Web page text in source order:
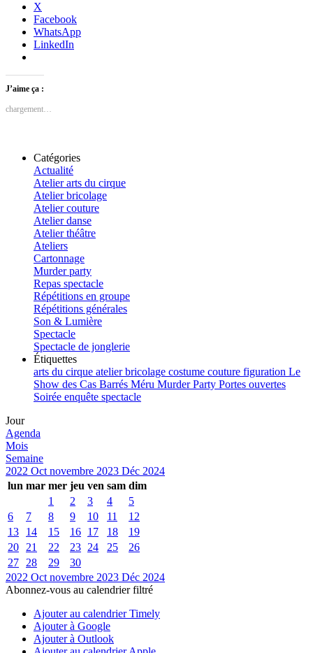
X
Facebook
WhatsApp
LinkedIn
J’aime ça :
chargement…
Catégories
Actualité
Atelier arts du cirque
Atelier bricolage
Atelier couture
Atelier danse
Atelier théâtre
Ateliers
Cartonnage
Murder party
Repas spectacle
Répétitions en groupe
Répétitions générales
Son & Lumière
Spectacle
Spectacle de jonglerie
Étiquettes
arts du cirque atelierbricolage costume couture figuration Le
Show des Cas Barrés Méru Murder Party Portes ouvertes
Soirée enquête spectacle
Jour
Agenda
Mois
Semaine
2022 Oct novembre 2023 Déc 2024
lun mar mer jeu ven sam dim
1
2 3 4
5
6
7 8 9 10 11
12
13
14 15 16 17 18
19
20
21 22 23 24 25
26
27
28 29
30
2022 Oct novembre 2023 Déc 2024
Abonnez-vous au calendrier filtré
Ajouter au calendrier Timely
Ajouter à Google
Ajouter à Outlook